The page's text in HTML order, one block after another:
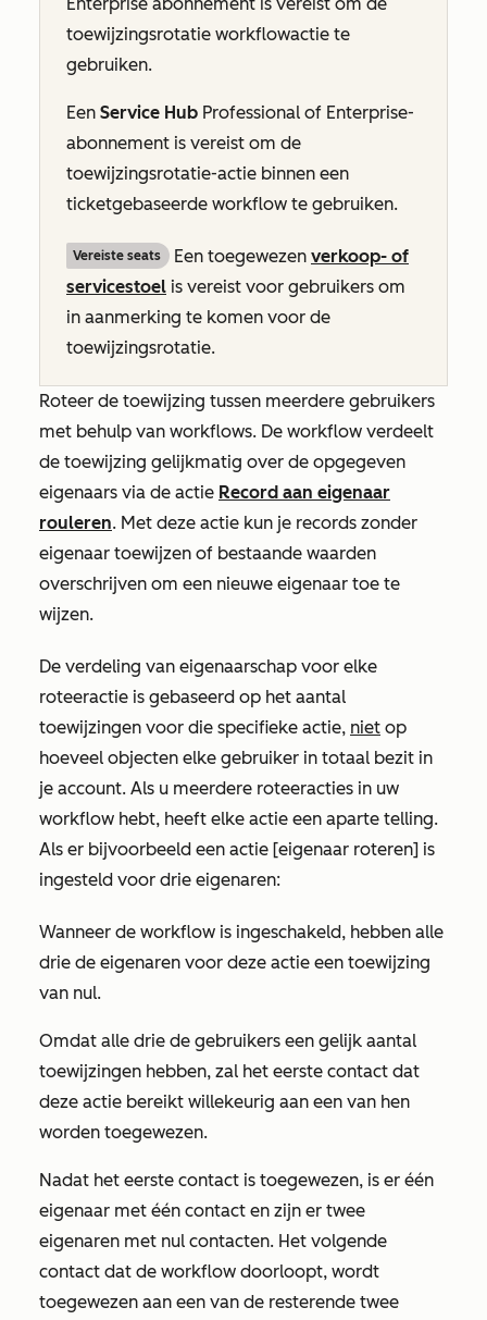
toewijzingsrotatie workflowactie te
gebruiken.
Een Service Hub Professional of Enterprise-
abonnement is vereist om de
toewijzingsrotatie-actie binnen een
ticketgebaseerde workflow te gebruiken.
Vereiste seats Een toegewezen verkoop- of
servicestoel is vereist voor gebruikers om
in aanmerking te komen voor de
toewijzingsrotatie.
Roteer de toewijzing tussen meerdere gebruikers
met behulp van workflows. De workflow verdeelt
de toewijzing gelijkmatig over de opgegeven
eigenaars via de actie Record aan eigenaar
rouleren. Met deze actie kun je records zonder
eigenaar toewijzen of bestaande waarden
overschrijven om een nieuwe eigenaar toe te
wijzen.
De verdeling van eigenaarschap voor elke
roteeractie is gebaseerd op het aantal
toewijzingen voor die specifieke actie, niet op
hoeveel objecten elke gebruiker in totaal bezit in
je account. Als u meerdere roteeracties in uw
workflow hebt, heeft elke actie een aparte telling.
Als er bijvoorbeeld een actie [eigenaar roteren] is
ingesteld voor drie eigenaren:
Wanneer de workflow is ingeschakeld, hebben alle
drie de eigenaren voor deze actie een toewijzing
van nul.
Omdat alle drie de gebruikers een gelijk aantal
toewijzingen hebben, zal het eerste contact dat
deze actie bereikt willekeurig aan een van hen
worden toegewezen.
Nadat het eerste contact is toegewezen, is er één
eigenaar met één contact en zijn er twee
eigenaren met nul contacten. Het volgende
contact dat de workflow doorloopt, wordt
toegewezen aan een van de resterende twee